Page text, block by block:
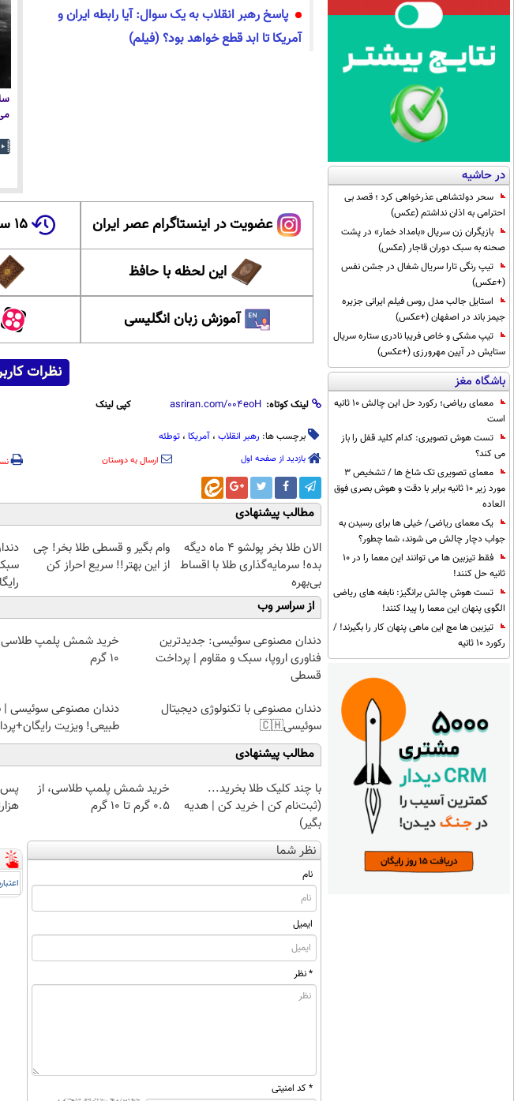
در حاشیه
سحر دولتشاهی عذرخواهی کرد ؛ قصد بی
احترامی به اذان نداشتم (عکس)
بازیگران زن سریال «بامداد خمار» در پشت
صحنه به سبک دوران قاجار (عکس)
تیپ رنگی تارا سریال شغال در جشن نفس
(+عکس)
استایل جالب مدل روس فیلم ایرانی جزیره
جیمز باند در اصفهان (+عکس)
تیپ مشکی و خاص فریبا نادری ستاره سریال
ستایش در آیین مهرورزی (+عکس)
باشگاه مغز
معمای ریاضی؛ رکورد حل این چالش 10 ثانیه
است
تست هوش تصویری: کدام کلید قفل را باز
می کند؟
معمای تصویری تک شاخ ها / تشخیص 3
مورد زیر 10 ثانیه برابر با دقت و هوش بصری فوق
العاده
یک معمای ریاضی/ خیلی ها برای رسیدن به
جواب دچار چالش می شوند، شما چطور؟
فقط تیزبین ها می توانند این معما را در 10
ثانیه حل کنند!
تست هوش چالش برانگیز: نابغه های ریاضی
الگوی پنهان این معما را پیدا کنند!
تیزبین ها مچ این ماهی پنهان کار را بگیرند! /
رکورد 10 ثانیه
پاسخ رهبر انقلاب به یک سوال: آیا رابطه ایران و
آمریکا تا ابد قطع خواهد بود؟ (فیلم)
عضویت در اینستاگرام عصر ایران ۱۵ سال پیش در چنین روزی
این لحظه با حافظ
آموزش زبان انگلیسی
نظرات
لینک کوتاه: کپی لینک
برچسب ها: رهبر انقلاب ، آمریکا ، توطئه
بازدید از صفحه اول ارسال به دوستان
مطالب پیشنهادی
الان طلا بخر پولشو 4 ماه دیگه
بده! سرمایه‌گذاری طلا با اقساط
بی‌بهره
وام بگیر و قسطی طلا بخر! چی
از این بهتر!! سریع احراز کن
از سراسر وب
دندان مصنوعی سوئیسی: جدیدترین
فناوری اروپا، سبک و مقاوم | پرداخت
قسطی
۱۰ گرم
دندان مصنوعی با تکنولوژی دیجیتال
سوئیسی🇨🇭
دندان مصنوعی سوئیسی |
طبیعی! ویزیت
مطالب پیشنهادی
با چند کلیک طلا بخرید...
(ثبت‌نام کن | خرید کن | هدیه
بگیر)
خرید شمش پلمپ طلاسی، از
۰.۵ گرم تا ۱۰ گرم
نظر شما
نام
ایمیل
* نظر
* کد امنیتی